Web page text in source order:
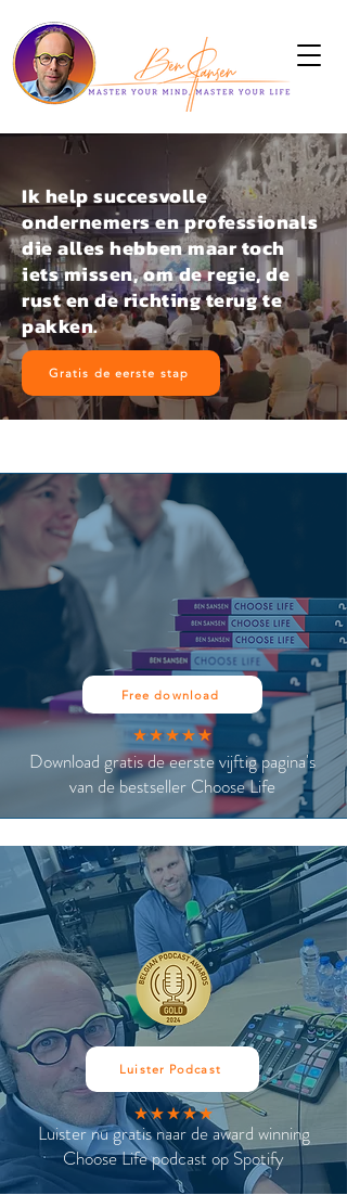
Ik help succesvolle
ondernemers en professionals
die alles hebben maar toch
iets missen, om de regie, de
rust en de richting terug te
pakken.
Gratis de eerste stap
Free download
Download gratis de eerste vijftig pagina's
van de bestseller Choose Life
Luister Podcast
Luister nu gratis naar de award winning
Choose Life podcast op Spotify